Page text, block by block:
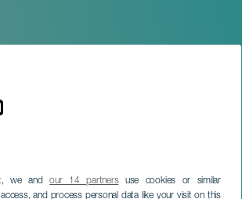
we andour 14 partnersuse cookies or similar
and process personal data like your visit on this